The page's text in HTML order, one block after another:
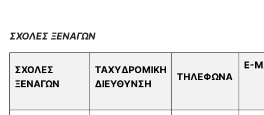
ΣΧΟΛΕΣ ΞΕΝΑΓΩΝ
ΣΧΟΛΕΣ
ΞΕΝΑΓΩΝ
ΤΑΧΥΔΡΟΜΙΚΗ
ΔΙΕΥΘΥΝΣΗ
ΤΗΛΕΦΩΝΑ
E-